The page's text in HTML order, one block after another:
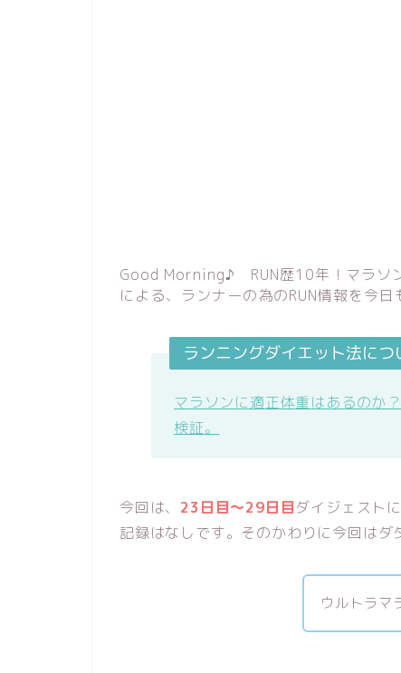
Good Morning♪ RUN歴10年！マラソ
による、ランナーの為のRUN情報を今
ランニングダイエット法につ
マラソンに適正体重はあるのか
検証。
今回は、 23日目～29日目ダイジェスト
記録はなしです。そのかわりに今回は
ウルトラマ